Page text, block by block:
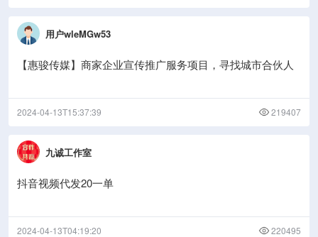
用户wleMGw53
【惠骏传媒】商家企业宣传推广服务项目，寻找城市合伙人
2024-04-13T15:37:39 219407
九诚工作室
抖音视频代发20一单
2024-04-13T04:19:20 220495